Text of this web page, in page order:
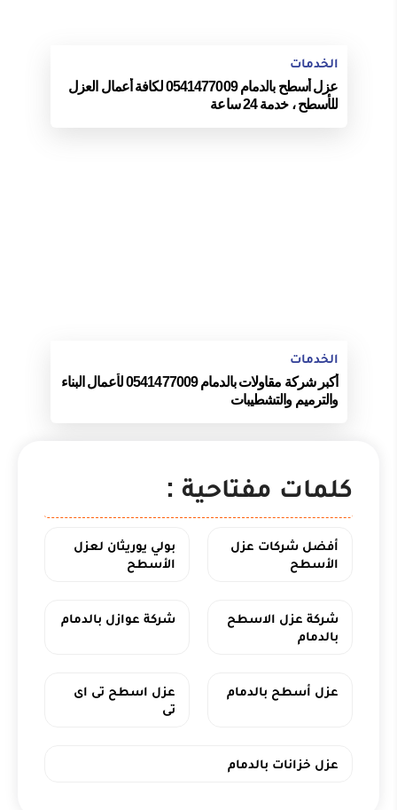
الخدمات
عزل أسطح بالدمام 0541477009 لكافة أعمال العزل
للأسطح ، خدمة 24 ساعة
الخدمات
أكبر شركة مقاولات بالدمام 0541477009 لأعمال البناء
والترميم والتشطيبات
كلمات مفتاحية :
أفضل شركات عزل
الأسطح
بولي يوريثان لعزل
الأسطح
شركة عزل الاسطح
بالدمام
شركة عوازل بالدمام
عزل أسطح بالدمام
عزل اسطح تى اى
تى
عزل خزانات بالدمام